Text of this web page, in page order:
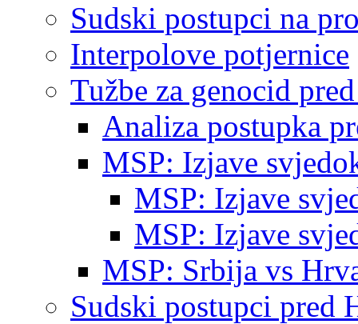
Sudski postupci na
Interpolove potjernice
Tužbe za genocid
Analiza postupka
MSP: Izjave
MSP: Izjave
MSP: Izjave
MSP: Srbija vs
Sudski postupci pred